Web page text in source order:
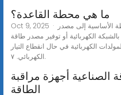
ما هي محطة القاعدة؟
Oct 9, 2025 · ٦. مصدر الطاقة: تحتاج المحطة الأساسية إلى مصدر
الكهربائية أو توفير مصدر طاقة
الكهربائية في حال انقطاع التيار
الكهربائي. ٧.
الصناعية أجهزة مراقبة
الطاقة